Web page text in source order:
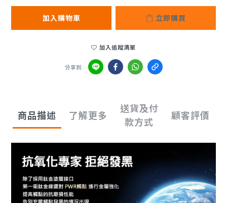
加入購物車 立即購買
加入追蹤清單
分享到
商品描述 了解更多
送貨及付
款方式
顧客評價